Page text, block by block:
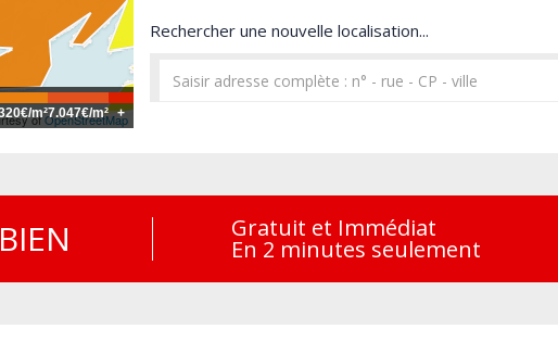
ofOpenStreetMap
m²7.047€/m² +
Rechercher une nouvelle localisation...
Gratuit et Immédiat
En 2 minutes seulement